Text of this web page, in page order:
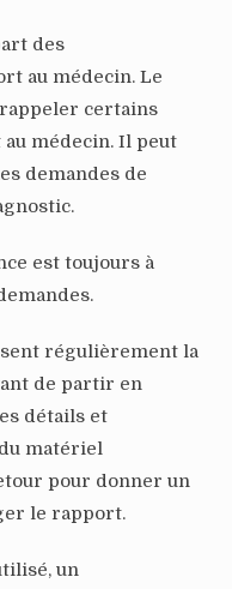
des
au médecin. Le
certains
médecin. Il peut
demandes de
est toujours à
régulièrement la
de partir en
détails et
matériel
pour donner un
le rapport.
un